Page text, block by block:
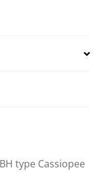
type Cassiopee